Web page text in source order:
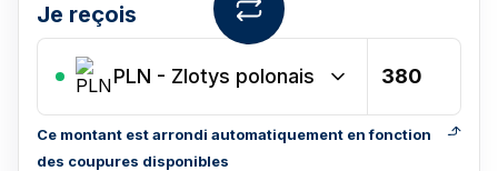
Je reçois
PLN - Zlotys polonais
Ce montant est arrondi automatiquement en fonction
des coupures disponibles